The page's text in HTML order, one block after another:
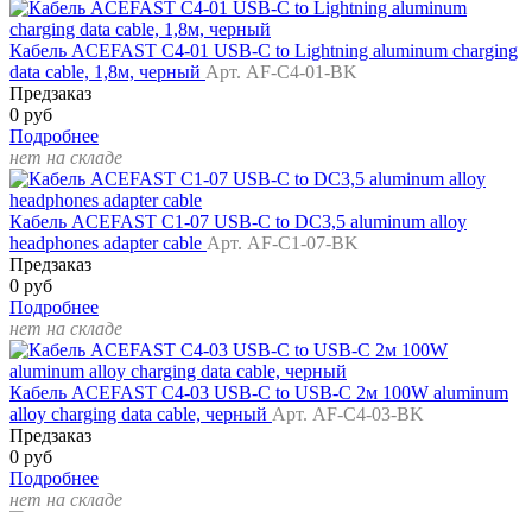
Кабель ACEFAST C4-01 USB-C to Lightning aluminum charging
data cable, 1,8м, черный Арт. AF-C4-01-BK
Предзаказ
0 руб
Подробнее
нет на складе
Кабель ACEFAST C1-07 USB-C to DC3,5 aluminum alloy
headphones adapter cable Арт. AF-C1-07-BK
Предзаказ
0 руб
Подробнее
нет на складе
Кабель ACEFAST C4-03 USB-C to USB-C 2м 100W aluminum
alloy charging data cable, черный Арт. AF-C4-03-BK
Предзаказ
0 руб
Подробнее
нет на складе